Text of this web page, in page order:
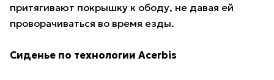
притягивают покрышку к ободу, не давая ей
проворачиваться во время езды.
Сиденье по технологии Acerbis